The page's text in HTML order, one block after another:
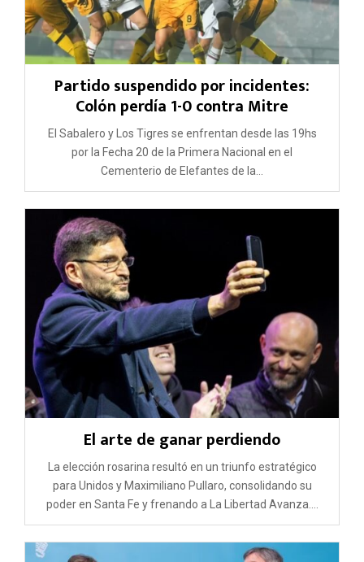
Partido suspendido por incidentes:
Colón perdía 1-0 contra Mitre
El Sabalero y Los Tigres se enfrentan desde las 19hs
por la Fecha 20 de la Primera Nacional en el
Cementerio de Elefantes de la...
El arte de ganar perdiendo
La elección rosarina resultó en un triunfo estratégico
para Unidos y Maximiliano Pullaro, consolidando su
poder en Santa Fe y frenando a La Libertad Avanza....